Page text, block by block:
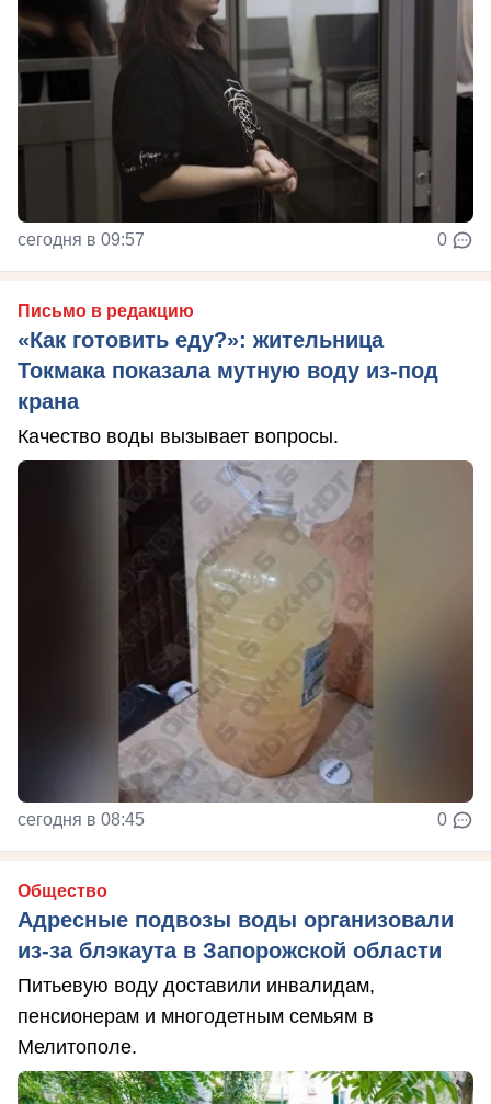
сегодня в 09:57 0
Письмо в редакцию
«Как готовить еду?»: жительница
Токмака показала мутную воду из-под
крана
Качество воды вызывает вопросы.
сегодня в 08:45 0
Общество
Адресные подвозы воды организовали
из-за блэкаута в Запорожской области
Питьевую воду доставили инвалидам,
пенсионерам и многодетным семьям в
Мелитополе.